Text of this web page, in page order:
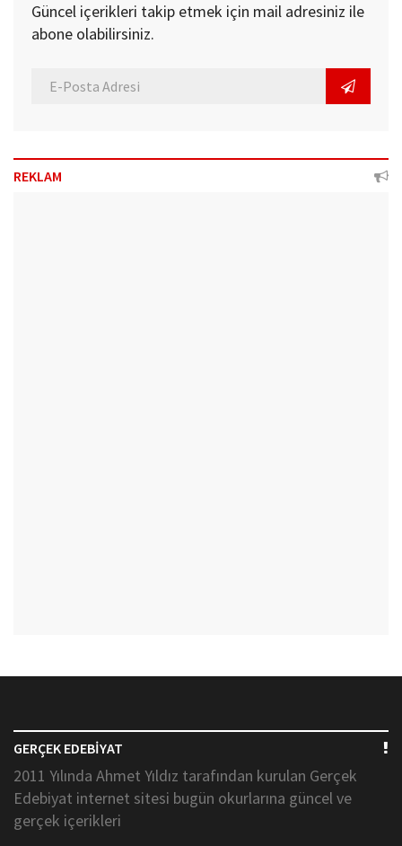
Güncel içerikleri takip etmek için mail adresiniz ile
abone olabilirsiniz.
REKLAM
GERÇEK EDEBİYAT
2011 Yılında Ahmet Yıldız tarafından kurulan Gerçek
Edebiyat internet sitesi bugün okurlarına güncel ve
gerçek içerikleri